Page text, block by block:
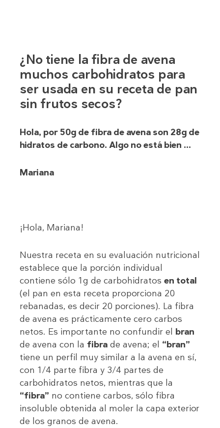
¿No tiene la fibra de avena
muchos carbohidratos para
ser usada en su receta de pan
sin frutos secos?
Hola, por 50g de fibra de avena son 28g de
hidratos de carbono. Algo no está bien …
Mariana
¡Hola, Mariana!
Nuestra receta en su evaluación nutricional
establece que la porción individual
contiene sólo 1g de carbohidratos en total
(el pan en esta receta proporciona 20
rebanadas, es decir 20 porciones). La fibra
de avena es prácticamente cero carbos
netos. Es importante no confundir el bran
de avena con la fibra de avena; el “bran”
tiene un perfil muy similar a la avena en sí,
con 1/4 parte fibra y 3/4 partes de
carbohidratos netos, mientras que la
“fibra” no contiene carbos, sólo fibra
insoluble obtenida al moler la capa exterior
de los granos de avena.